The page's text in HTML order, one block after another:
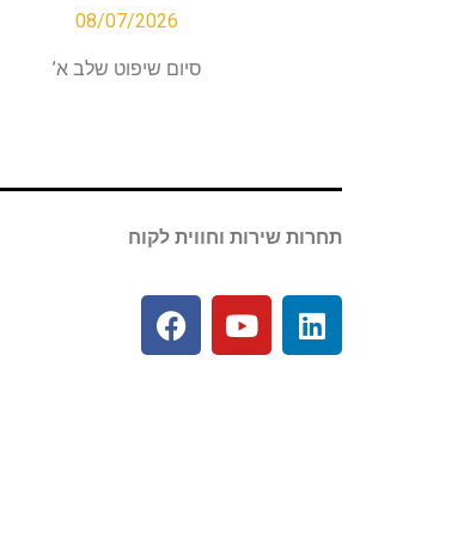
08/07/2026
סיום שיפוט שלב א’
תחרות שירות וחווית לקוח